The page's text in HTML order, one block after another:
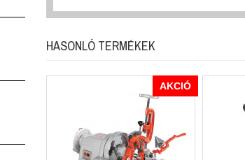
HASONLÓ TERMÉKEK
AKCIÓ